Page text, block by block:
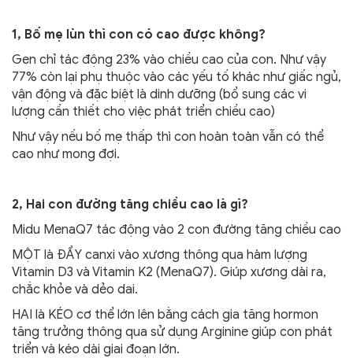
1, Bố mẹ lùn thì con có cao được không?
Gen chỉ tác động 23% vào chiều cao của con. Như vậy
77% còn lại phụ thuộc vào các yếu tố khác như giấc ngủ,
vận động và đặc biệt là dinh dưỡng (bổ sung các vi
lượng cần thiết cho việc phát triển chiều cao)
Như vậy nếu bố mẹ thấp thì con hoàn toàn vẫn có thể
cao như mong đợi.
2, Hai con đường tăng chiều cao là gì?
Midu MenaQ7 tác động vào 2 con đường tăng chiều cao
MỘT là ĐẨY canxi vào xương thông qua hàm lượng
Vitamin D3 và Vitamin K2 (MenaQ7). Giúp xương dài ra,
chắc khỏe và dẻo dai.
HAI là KÉO cơ thể lớn lên bằng cách gia tăng hormon
tăng trưởng thông qua sử dụng Arginine giúp con phát
triển và kéo dài giai đoạn lớn.